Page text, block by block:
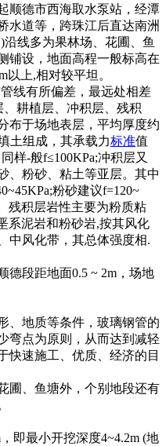
顺德市西海取水泵站，经潭
水道等，跨珠江后直达南洲
线多为果林场、花圃、鱼
铺设，地面高程一般标高在
以上,相对较平坦。
线有所偏差，最远处相差
耕植层、冲积层、残积
布于场地表层，平均厚度约
土组成，其承载力标准值
样-般f≤100KPa;冲积层又
、粉砂、粘土等亚层。其中
粉砂建议f=120~
残积层岩性主要为粉质粘
系泥岩和粉砂岩,按其风化
中风化带，其总体强度相.
段距地面0.5 ~ 2m，场地
、地质等条件，玻璃钢管的
弯点为原则，从而达到减轻
快速施工、优质、经济的目
圃、鱼塘外，个别地段还有
即最小开挖深度4~4.2m (地